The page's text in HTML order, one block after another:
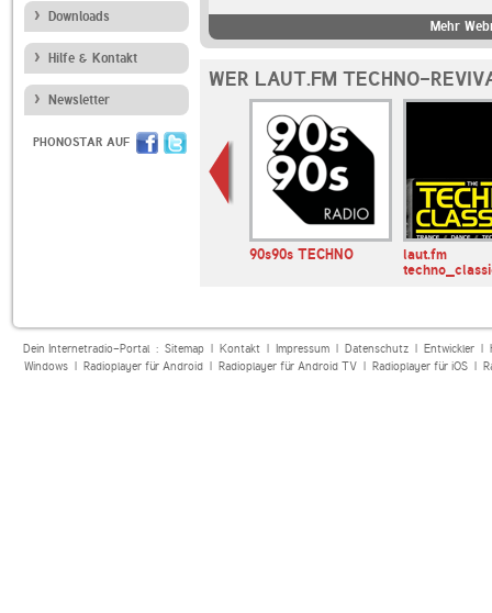
Downloads
Hilfe & Kontakt
Newsletter
PHONOSTAR AUF
Mehr
WER LAUT.FM TECHNO-
90s90s TECHNO
laut.fm
Dein Internetradio-Portal : Sitemap| Kontakt| Impressum| Datenschutz| Entwickler|
Windows| Radioplayer für Android| Radioplayer für Android TV| Radioplayer für iOS|